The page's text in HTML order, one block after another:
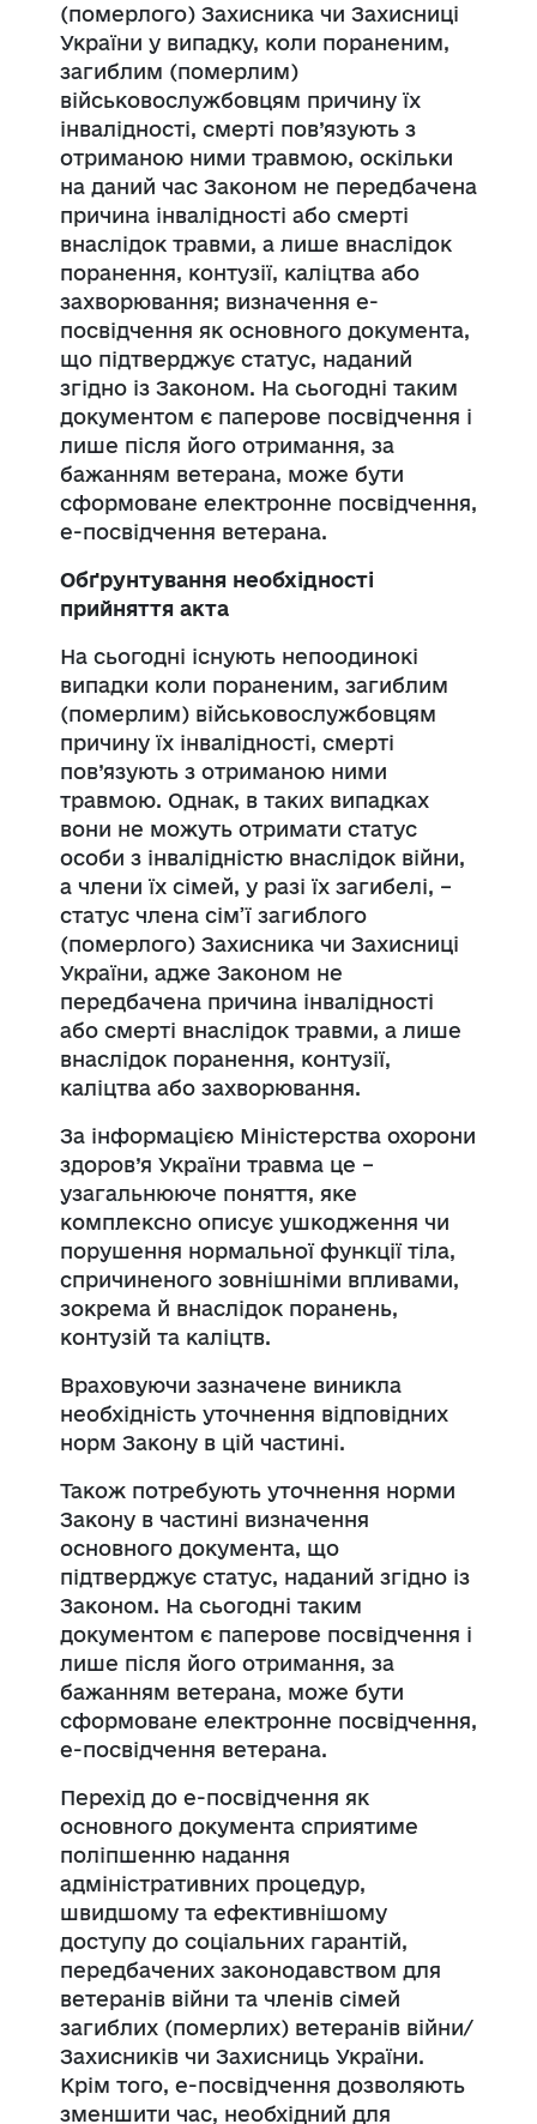
(померлого) Захисника чи Захисниці
України у випадку, коли пораненим,
загиблим (померлим)
військовослужбовцям причину їх
інвалідності, смерті пов’язують з
отриманою ними травмою, оскільки
на даний час Законом не передбачена
причина інвалідності або смерті
внаслідок травми, а лише внаслідок
поранення, контузії, каліцтва або
захворювання; визначення е-
посвідчення як основного документа,
що підтверджує статус, наданий
згідно із Законом. На сьогодні таким
документом є паперове посвідчення і
лише після його отримання, за
бажанням ветерана, може бути
сформоване електронне посвідчення,
е-посвідчення ветерана.
Обґрунтування необхідності
прийняття акта
На сьогодні існують непоодинокі
випадки коли пораненим, загиблим
(померлим) військовослужбовцям
причину їх інвалідності, смерті
пов’язують з отриманою ними
травмою. Однак, в таких випадках
вони не можуть отримати статус
особи з інвалідністю внаслідок війни,
а члени їх сімей, у разі їх загибелі, –
статус члена сім’ї загиблого
(померлого) Захисника чи Захисниці
України, адже Законом не
передбачена причина інвалідності
або смерті внаслідок травми, а лише
внаслідок поранення, контузії,
каліцтва або захворювання.
За інформацією Міністерства охорони
здоров’я України травма це –
узагальнююче поняття, яке
комплексно описує ушкодження чи
порушення нормальної функції тіла,
спричиненого зовнішніми впливами,
зокрема й внаслідок поранень,
контузій та каліцтв.
Враховуючи зазначене виникла
необхідність уточнення відповідних
норм Закону в цій частині.
Також потребують уточнення норми
Закону в частині визначення
основного документа, що
підтверджує статус, наданий згідно із
Законом. На сьогодні таким
документом є паперове посвідчення і
лише після його отримання, за
бажанням ветерана, може бути
сформоване електронне посвідчення,
е-посвідчення ветерана.
Перехід до е-посвідчення як
основного документа сприятиме
поліпшенню надання
адміністративних процедур,
швидшому та ефективнішому
доступу до соціальних гарантій,
передбачених законодавством для
ветеранів війни та членів сімей
загиблих (померлих) ветеранів війни/
Захисників чи Захисниць України.
Крім того, е-посвідчення дозволяють
зменшити час, необхідний для